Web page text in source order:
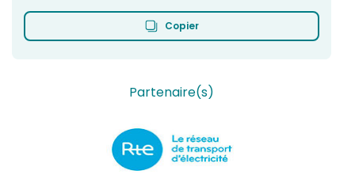
Copier
Partenaire(s)